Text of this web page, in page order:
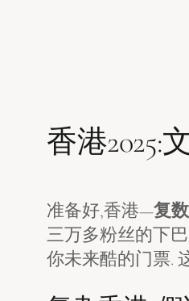
香港2025:
准备好,香港—复数
三万多粉丝的下
你未来酷的门票.